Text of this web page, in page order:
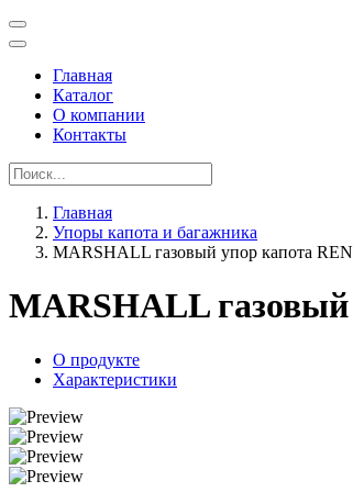
Главная
Каталог
О компании
Контакты
Главная
Упоры капота и багажника
MARSHALL газовый упор капота
MARSHALL
О продукте
Характеристики